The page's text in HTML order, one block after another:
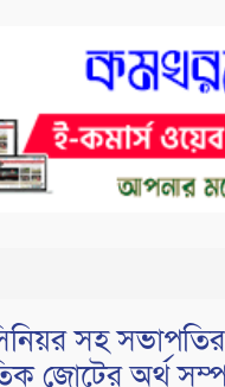
সহ সভাপতির
জোটের অর্থ